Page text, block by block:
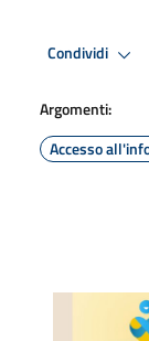
Condividi
Argomenti:
Accesso